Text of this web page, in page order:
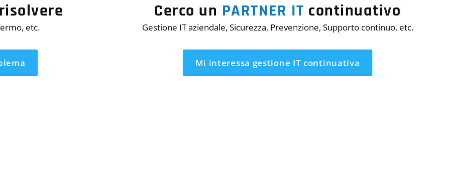
etc.
Cerco un PARTNER IT continuativo
Gestione IT aziendale, Sicurezza, Prevenzione, Supporto continuo, etc.
Mi interessa gestione IT continuativa